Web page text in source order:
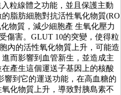
入粒線體之功能，並且保護主動
脂肪細胞對抗活性氧化物質(RO
物質，減少細胞產 生氧化壓力
傷害。 GLUT 10的突變，使得粒
內的活性氧化物質上升，可能造
而影響到血管新生，並造成主
產生這個運送子基因上的核酸
響到它的運送功能，在高血糖的
化物質上升，導致對胰島素不